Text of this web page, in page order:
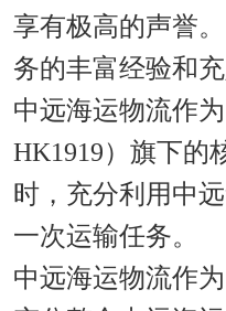
享有极高的声誉
务的丰富经验和
中远海运物流作
HK1919）旗下的
时，充分利用中
一次运输任务。
中远海运物流作